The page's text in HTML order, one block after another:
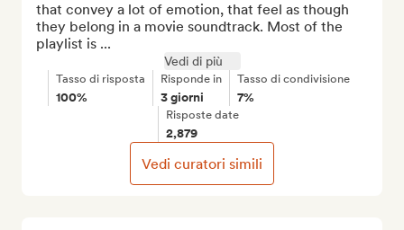
that convey a lot of emotion, that feel as though
they belong in a movie soundtrack. Most of the
playlist is ...
Vedi di più
Tasso di risposta
100%
Risponde in
3 giorni
Tasso di condivisione
7%
Risposte date
2,879
Vedi curatori simili